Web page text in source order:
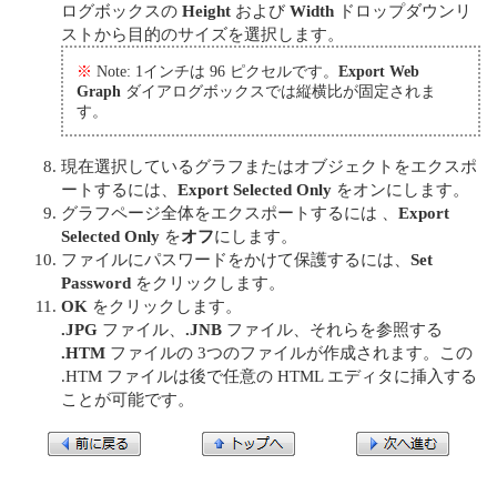
ログボックスの Height および Width ドロップダウンリ
ストから目的のサイズを選択します。
※ Note: 1インチは 96 ピクセルです。 Export Web
Graph ダイアログボックスでは縦横比が固定されま
す。
現在選択しているグラフまたはオブジェクトをエクスポ
ートするには、 Export Selected Only をオンにします。
グラフページ全体をエクスポートするには 、 Export
Selected Only をオフにします。
ファイルにパスワードをかけて保護するには、 Set
Password をクリックします。
OK をクリックします。
.JPG ファイル、 .JNB ファイル、それらを参照する
.HTM ファイルの 3つのファイルが作成されます。この
.HTM ファイルは後で任意の HTML エディタに挿入する
ことが可能です。